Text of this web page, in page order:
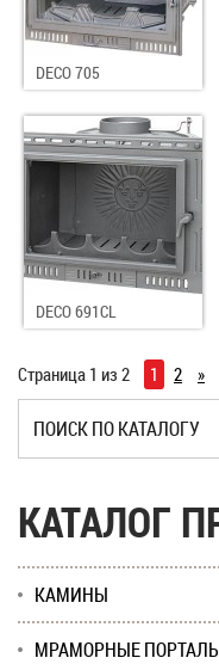
DECO 705
DECO 691CL
Страница 1 из 2 1 2 »
КАТАЛОГ
КАМИНЫ
МРАМОРНЫЕ